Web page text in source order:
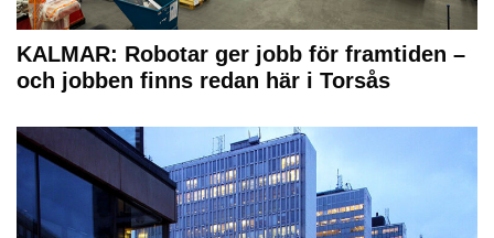
KALMAR: Robotar ger jobb för framtiden –
och jobben finns redan här i Torsås